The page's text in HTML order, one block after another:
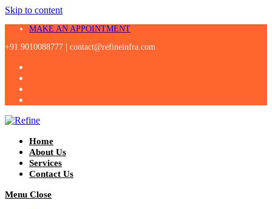
Skip to content
MAKE AN APPOINTMENT
+91 9010088777 | contact@refineinfra.com
Home
About Us
Services
Contact Us
Menu Close